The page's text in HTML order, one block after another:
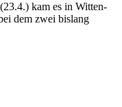
kam es in Witten-
dem zwei bislang